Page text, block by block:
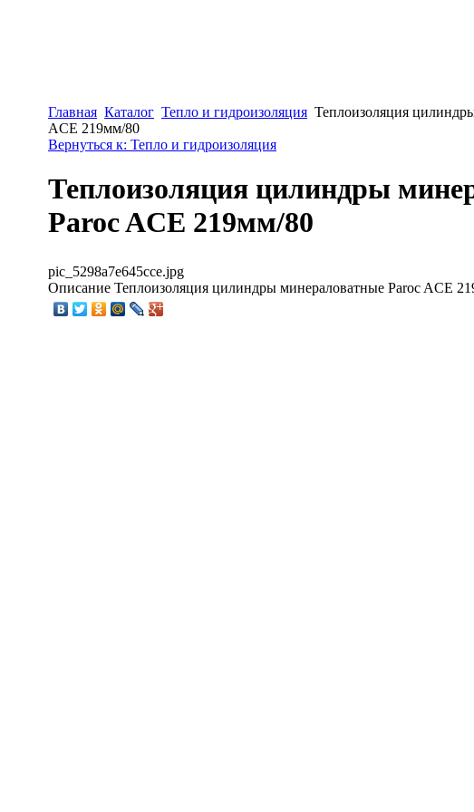
Главная Каталог Тепло и гидроизоляция Теплоизоляция
ACE 219мм/80
Вернуться к: Тепло и гидроизоляция
Теплоизоляция цилиндры
Paroc ACE 219мм/80
pic_5298a7e645cce.jpg
Описание Теплоизоляция цилиндры минераловатные Paroc ACE